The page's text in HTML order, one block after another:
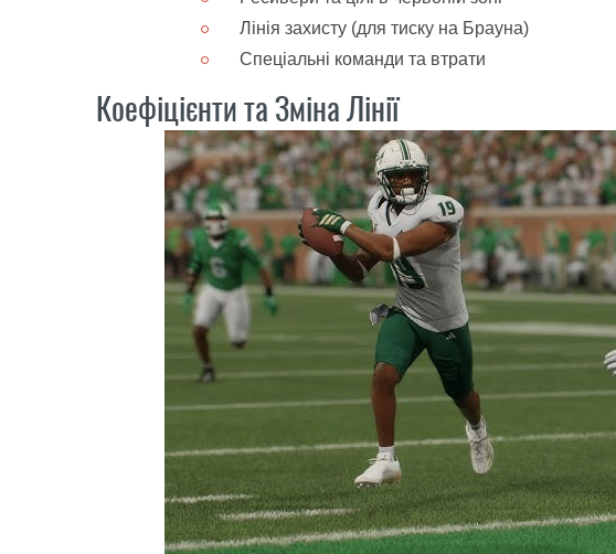
Лінія захисту (для тиску на Брауна)
Спеціальні команди та втрати
Коефіцієнти та Зміна Лінії